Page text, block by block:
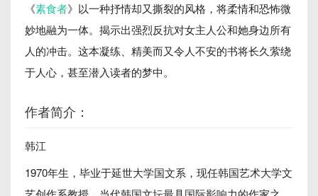
《素食者》以一种抒情却又撕裂的风格，将柔情和恐怖微
妙地融为一体。揭示出强烈反抗对女主人公和她身边所有
人的冲击。这本凝练、精美而又令人不安的书将长久萦绕
于人心，甚至潜入读者的梦中。
作者简介：
韩江
1970年生，毕业于延世大学国文系，现任韩国艺术大学文